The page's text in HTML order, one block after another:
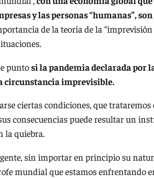
y las personas “humanas”,
de la teoría de la
puntosi la pandemia declarada por
circunstancia imprevisible.
ciertas condiciones, que
consecuencias puede resultar un
la quiebra.
sin importar en principio su
mundial que estamos enfrentando